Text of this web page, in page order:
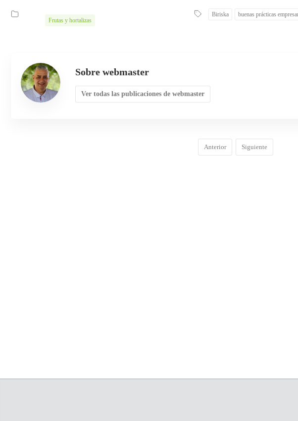
Frutas y hortalizas
Biriska buenas prácticas
Sobre webmaster
Ver todas las publicaciones de webmaster
Anterior Siguiente